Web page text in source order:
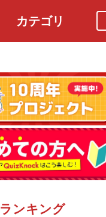
カテゴリ
ランキング